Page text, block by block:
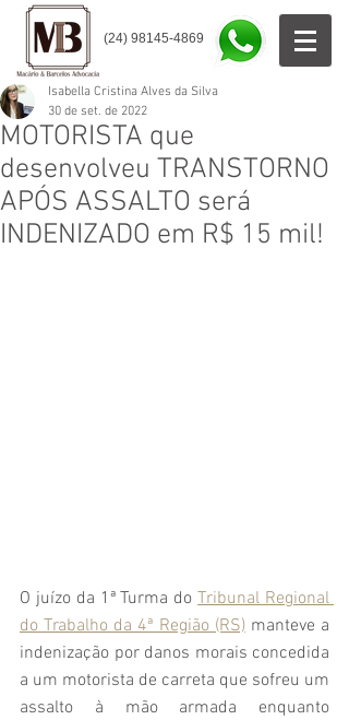
(24) 98145-4869
MOTORISTA que
desenvolveu TRANSTORNO
APÓS ASSALTO será
INDENIZADO em R$ 15 mil!
Isabella Cristina Alves da Silva
30 de set. de 2022
O juízo da 1ª Turma do Tribunal Regional
do Trabalho da 4ª Região (RS) manteve a
indenização por danos morais concedida
a um motorista de carreta que sofreu um
assalto à mão armada enquanto